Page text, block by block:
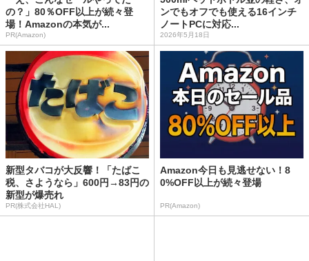
の？」80％OFF以上が続々登
場！Amazonの本気が...
PR(Amazon)
ンでもオフでも使える16インチ
ノートPCに対応...
2026年5月18日
新型タバコが大反響！「たばこ
税、さようなら」600円→83円の
新型が爆売れ
PR(株式会社HAL)
Amazon今日も見逃せない！8
0%OFF以上が続々登場
PR(Amazon)